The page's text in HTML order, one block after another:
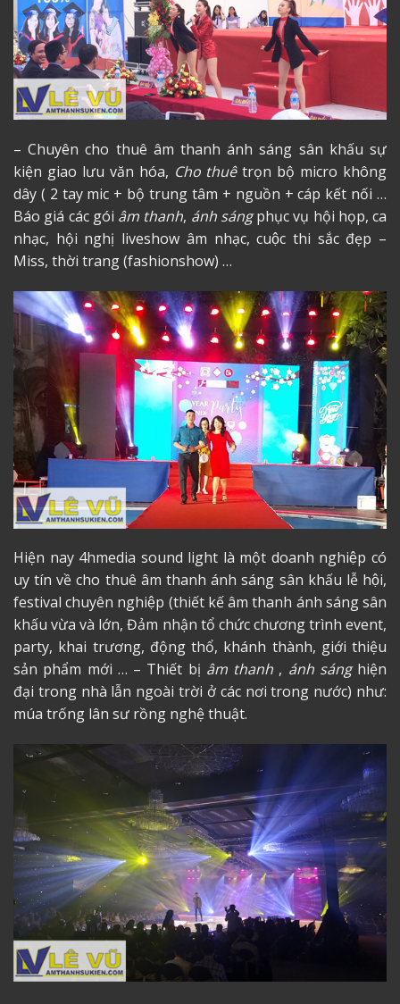
– Chuyên cho thuê âm thanh ánh sáng sân khấu sự
kiện giao lưu văn hóa, Cho thuê trọn bộ micro không
dây ( 2 tay mic + bộ trung tâm + nguồn + cáp kết nối …
Báo giá các gói âm thanh, ánh sáng phục vụ hội họp, ca
nhạc, hội nghị liveshow âm nhạc, cuộc thi sắc đẹp –
Miss, thời trang (fashionshow) …
Hiện nay 4hmedia sound light là một doanh nghiệp có
uy tín về cho thuê âm thanh ánh sáng sân khấu lễ hội,
festival chuyên nghiệp (thiết kế âm thanh ánh sáng sân
khấu vừa và lớn, Đảm nhận tổ chức chương trình event,
party, khai trương, động thổ, khánh thành, giới thiệu
sản phẩm mới … – Thiết bị âm thanh , ánh sáng hiện
đại trong nhà lẫn ngoài trời ở các nơi trong nước) như:
múa trống lân sư rồng nghệ thuật.